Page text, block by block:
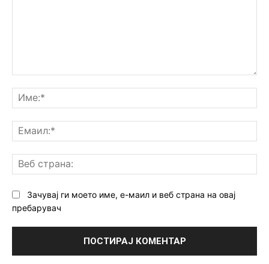
Зачувај ги моето име, е-маил и веб страна на овај
пребарувач